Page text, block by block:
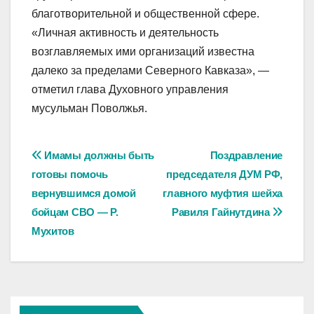
благотворительной и общественной сфере.
«Личная активность и деятельность
возглавляемых ими организаций известна
далеко за пределами Северного Кавказа», —
отметил глава Духовного управления
мусульман Поволжья.
Навигация
по
записям
Поздравление
председателя ДУМ РФ,
главного муфтия шейха
Равиля Гайнутдина
Имамы должны быть
готовы помочь
вернувшимся домой
бойцам СВО — Р.
Мухитов